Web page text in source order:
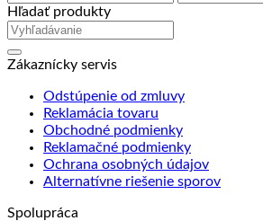
cena
Hľadať produkty
Zákaznícky servis
Odstúpenie od zmluvy
Reklamácia tovaru
Obchodné podmienky
Reklamačné podmienky
Ochrana osobných údajov
Alternatívne riešenie sporov
Spolupráca